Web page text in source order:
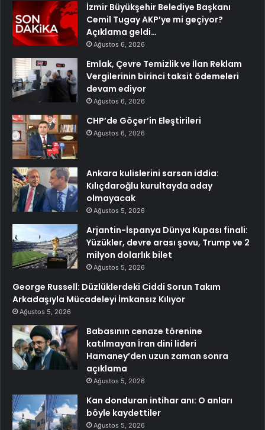
İzmir Büyükşehir Belediye Başkanı
Cemil Tugay AKP’ye mi geçiyor?
Açıklama geldi…
Ağustos 6, 2026
Emlak, Çevre Temizlik ve İlan Reklam
Vergilerinin birinci taksit ödemeleri
devam ediyor
Ağustos 6, 2026
CHP’de Göçer’in Eleştirileri
Ağustos 6, 2026
Ankara kulislerini sarsan iddia:
Kılıçdaroğlu kurultayda aday
olmayacak
Ağustos 5, 2026
Arjantin-İspanya Dünya Kupası finali:
Yüzükler, devre arası şovu, Trump ve 2
milyon dolarlık bilet
Ağustos 5, 2026
George Russell: Düzlüklerdeki Ciddi Sorun Takım
Arkadaşıyla Mücadeleyi İmkansız Kılıyor
Ağustos 5, 2026
Babasının cenaze törenine
katılmayan İran dini lideri
Hamaney’den uzun zaman sonra
açıklama
Ağustos 5, 2026
Kan donduran intihar anı: O anları
böyle kaydettiler
Ağustos 5, 2026